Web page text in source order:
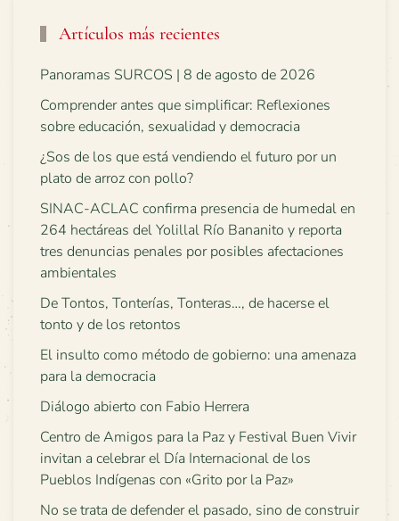
Artículos más recientes
Panoramas SURCOS | 8 de agosto de 2026
Comprender antes que simplificar: Reflexiones
sobre educación, sexualidad y democracia
¿Sos de los que está vendiendo el futuro por un
plato de arroz con pollo?
SINAC-ACLAC confirma presencia de humedal en
264 hectáreas del Yolillal Río Bananito y reporta
tres denuncias penales por posibles afectaciones
ambientales
De Tontos, Tonterías, Tonteras…, de hacerse el
tonto y de los retontos
El insulto como método de gobierno: una amenaza
para la democracia
Diálogo abierto con Fabio Herrera
Centro de Amigos para la Paz y Festival Buen Vivir
invitan a celebrar el Día Internacional de los
Pueblos Indígenas con «Grito por la Paz»
No se trata de defender el pasado, sino de construir